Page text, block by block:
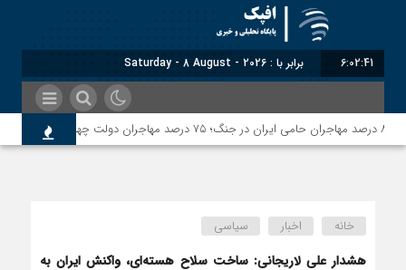
6:02:41 برابر با : Saturday - 8 August - 2026
خانه اخبار سیاسی
هشدار علی لاریجانی: ساخت سلاح هسته‌ای، واکنش ایران به